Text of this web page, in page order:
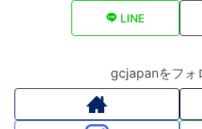
LINE
gcjapanをフォ